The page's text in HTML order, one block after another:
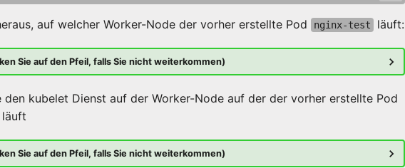
auf welcher Worker-Node der vorher erstellte Pod nginx-test läuft:
Sie auf den Pfeil, falls Sie nicht weiterkommen)
den kubelet Dienst auf der Worker-Node auf der der vorher erstellte Pod
läuft
Sie auf den Pfeil, falls Sie nicht weiterkommen)